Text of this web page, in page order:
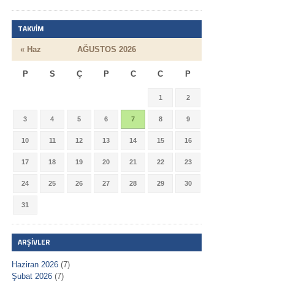
TAKVIM
AĞUSTOS 2026
P S Ç P C C P
« Haz
1 2
3 4 5 6 7 8 9
10 11 12 13 14 15 16
17 18 19 20 21 22 23
24 25 26 27 28 29 30
31
ARŞIVLER
Haziran 2026 (7)
Şubat 2026 (7)